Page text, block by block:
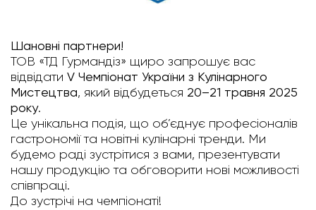
Шановні партнери!
ТОВ «ТД Гурмандіз» щиро запрошує вас
відвідати V Чемпіонат України з Кулінарного
Мистецтва, який відбудеться 20–21 травня 2025
року.
Це унікальна подія, що об’єднує професіоналів
гастрономії та новітні кулінарні тренди. Ми
будемо раді зустрітися з вами, презентувати
нашу продукцію та обговорити нові можливості
співпраці.
До зустрічі на чемпіонаті!